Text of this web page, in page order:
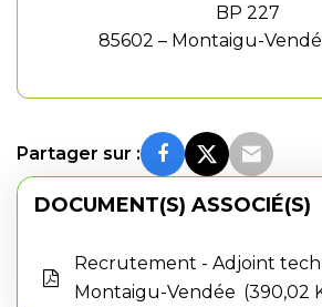
BP 227
85602 – Montaigu-
Partager sur :
DOCUMENT(S) ASSOCIÉ(S)
Recrutement - Adjoint
Montaigu-Vendée
390,02